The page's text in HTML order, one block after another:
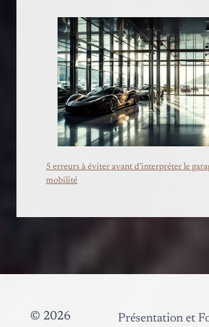
5 erreurs à éviter avant d’interpréter le
mobilité
© 2026 Présentation et